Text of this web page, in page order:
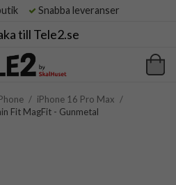
Snabba leveranser
till Tele2.se
/ iPhone 16 Pro Max /
Fit MagFit - Gunmetal